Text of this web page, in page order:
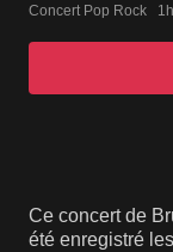
Concert Pop Rock
Ce concert de
été enregistré